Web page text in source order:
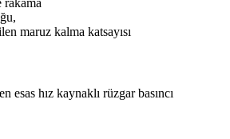
maruz kalma katsayısı
esas hız kaynaklı rüzgar basıncı